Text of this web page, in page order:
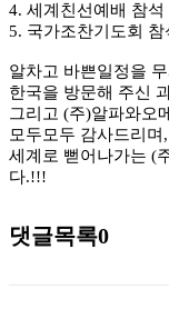
4. 세계친선예배 참석
5. 국가조찬기도회 참
알차고 바쁜일정을
한국을 방문해 주신
그리고 (주)알파와오
모두모두 감사드리
세계로 뻗어나가는 (
다.!!!
댓글목록0